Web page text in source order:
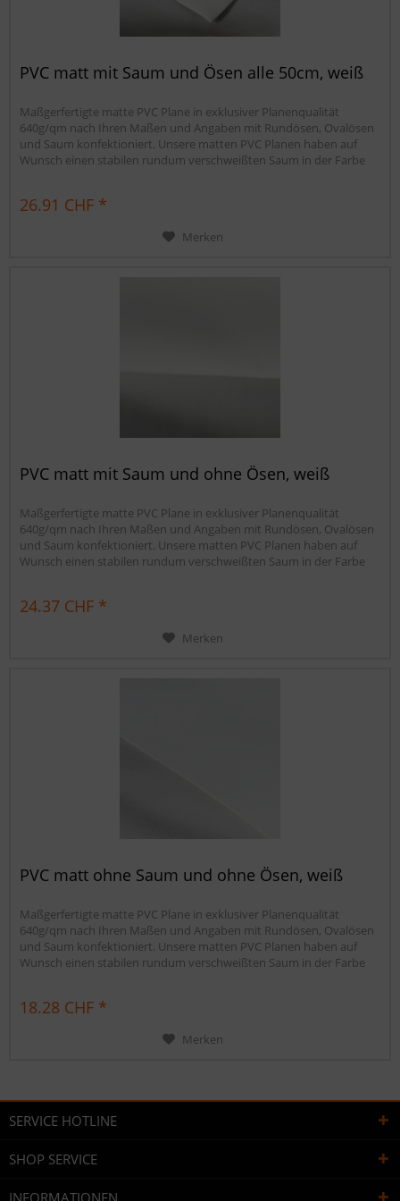
PVC matt mit Saum und Ösen alle 50cm, weiß
Maßgerfertigte matte PVC Plane in exklusiver Planenqualität
640g/qm nach Ihren Maßen und Angaben mit Rundösen, Ovalösen
und Saum konfektioniert. Unsere matten PVC Planen haben auf
Wunsch einen stabilen rundum verschweißten Saum in der Farbe
26.91 CHF *
Merken
PVC matt mit Saum und ohne Ösen, weiß
Maßgerfertigte matte PVC Plane in exklusiver Planenqualität
640g/qm nach Ihren Maßen und Angaben mit Rundösen, Ovalösen
und Saum konfektioniert. Unsere matten PVC Planen haben auf
Wunsch einen stabilen rundum verschweißten Saum in der Farbe
24.37 CHF *
Merken
PVC matt ohne Saum und ohne Ösen, weiß
Maßgerfertigte matte PVC Plane in exklusiver Planenqualität
640g/qm nach Ihren Maßen und Angaben mit Rundösen, Ovalösen
und Saum konfektioniert. Unsere matten PVC Planen haben auf
Wunsch einen stabilen rundum verschweißten Saum in der Farbe
18.28 CHF *
Merken
SERVICE HOTLINE
SHOP SERVICE